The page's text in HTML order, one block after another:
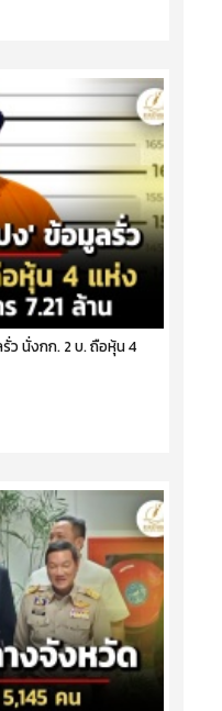
ว นั่งกก. 2 บ. ถือหุ้น 4